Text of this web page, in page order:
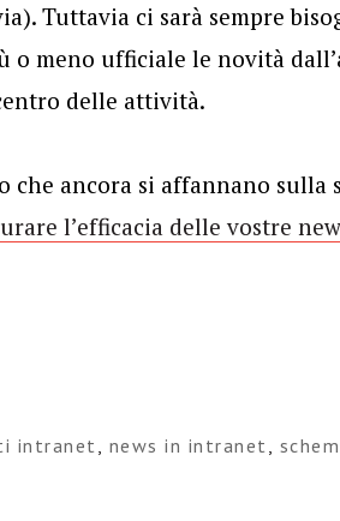
Tuttavia ci sarà sempre
meno ufficiale le novità
delle attività.
che ancora si affannano sulla
l’efficacia delle vostre
intranet, news in intranet,